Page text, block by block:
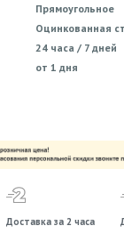
Прямоугольное
Оцинкованная
24 часа / 7 дней
от 1 дня
Доставка за 2 часа